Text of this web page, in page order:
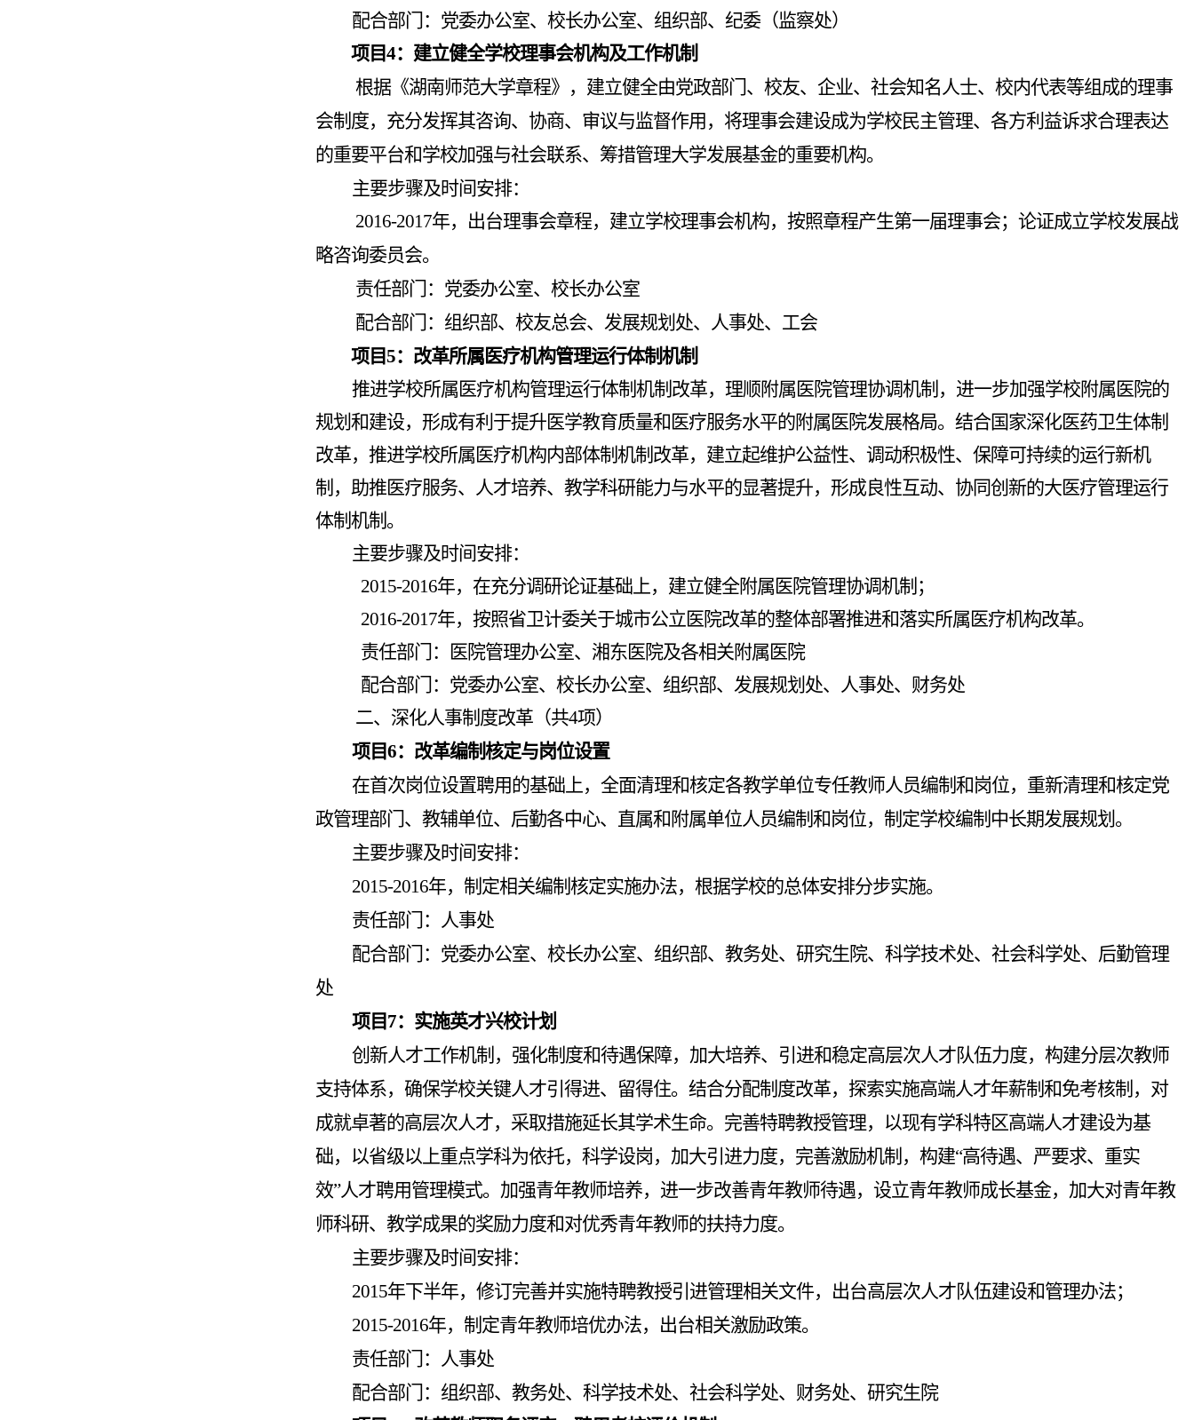
配合部门：党委办公室、校长办公室、组织部、纪委（监察处）
项目4： 建立健全学校理事会机构及工作机制
根据《湖南师范大学章程》，建立健全由党政部门、校友、企业、社会知名人士、校内代表等组成的理事
会制度，充分发挥其咨询、协商、审议与监督作用，将理事会建设成为学校民主管理、各方利益诉求合理表达
的重要平台和学校加强与社会联系、筹措管理大学发展基金的重要机构。
主要步骤及时间安排：
2016-2017年，出台理事会章程，建立学校理事会机构，按照章程产生第一届理事会；论证成立学校发展战
略咨询委员会。
责任部门：党委办公室、校长办公室
配合部门： 组织部、校友总会、发展规划处、人事处、工会
项目5：改革所属医疗机构管理运行体制机制
推进学校所属医疗机构管理运行体制机制改革，理顺附属医院管理协调机制，进一步加强学校附属医院的
规划和建设，形成有利于提升医学教育质量和医疗服务水平的附属医院发展格局。结合国家深化医药卫生体制
改革，推进学校所属医疗机构内部体制机制改革，建立起维护公益性、调动积极性、保障可持续的运行新机
制，助推医疗服务、人才培养、教学科研能力与水平的显著提升，形成良性互动、协同创新的大医疗管理运行
体制机制。
主要步骤及时间安排：
2015-2016年，在充分调研论证基础上，建立健全附属医院管理协调机制；
2016-2017年，按照省卫计委关于城市公立医院改革的整体部署推进和落实所属医疗机构改革。
责任部门：医院管理办公室、湘东医院及各相关附属医院
配合部门：党委办公室、校长办公室、组织部、发展规划处、人事处、财务处
二、深化人事制度改革 （共4项）
项目6：改革编制核定与岗位设置
在首次岗位设置聘用的基础上，全面清理和核定各教学单位专任教师人员编制和岗位，重新清理和核定党
政管理部门、教辅单位、后勤各中心、直属和附属单位人员编制和岗位，制定学校编制中长期发展规划。
主要步骤及时间安排：
2015-2016年，制定相关编制核定实施办法，根据学校的总体安排分步实施。
责任部门：人事处
配合部门：党委办公室、校长办公室、组织部、教务处、研究生院、科学技术处、社会科学处、后勤管理
处
项目 7：实施英才兴校计划
创新人才工作机制，强化制度和待遇保障，加大培养、引进和稳定高层次人才队伍力度，构建分层次教师
支持体系，确保学校关键人才引得进、留得住。结合分配制度改革，探索实施高端人才年薪制和免考核制，对
成就卓著的高层次人才，采取措施延长其学术生命。完善特聘教授管理，以现有学科特区高端人才建设为基
础，以省级以上重点学科为依托，科学设岗，加大引进力度，完善激励机制，构建“高待遇、严要求、重实
效”人才聘用管理模式。加强青年教师培养，进一步改善青年教师待遇，设立青年教师成长基金，加大对青年教
师科研、教学成果的奖励力度和对优秀青年教师的扶持力度。
主要步骤及时间安排：
2015年下半年，修订完善并实施特聘教授引进管理相关文件，出台高层次人才队伍建设和管理办法；
2015-2016年，制定青年教师培优办法，出台相关激励政策。
责任部门：人事处
配合部门：组织部、教务处、科学技术处、社会科学处、财务处、研究生院